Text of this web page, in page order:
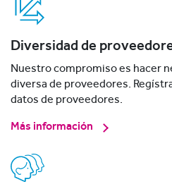
Diversidad de
Nuestro compromiso es hacer
diversa de proveedores.
datos de proveedores.
Más información